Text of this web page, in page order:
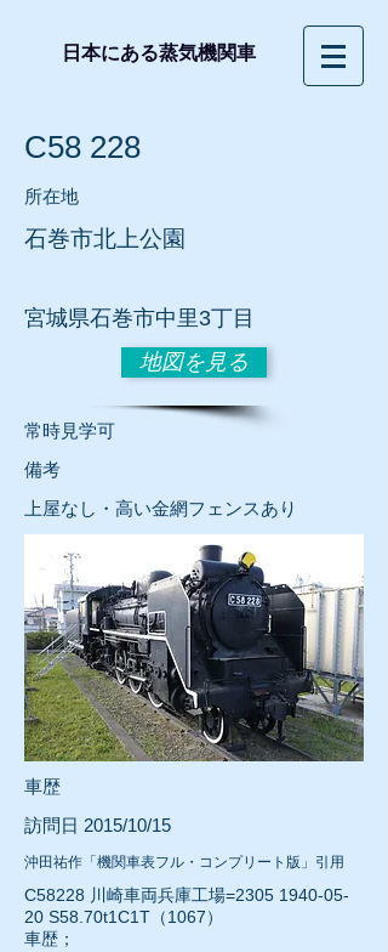
日本にある蒸気機関車
C58 228
所在地
石巻市北上公園
宮城県石巻市中里3丁目
地図を見る
常時見学可
​備考
上屋なし・高い金網フェンスあり
車歴
訪問日 2015/10/15
沖田祐作「機関車表フル・コンプリート版」引用
C58228 川崎車両兵庫工場=2305 1940-05-
20 S58.70t1C1T（1067）
車歴；